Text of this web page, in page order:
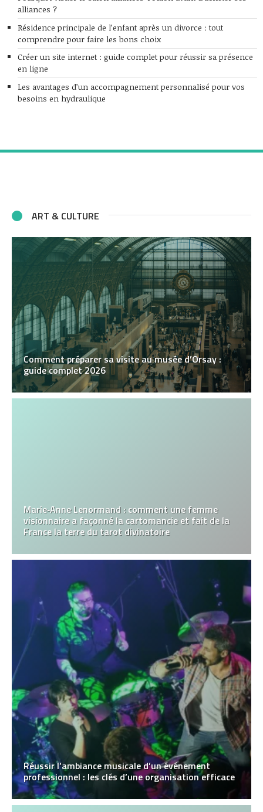
alliances ?
Résidence principale de l’enfant après un divorce : tout
comprendre pour faire les bons choix
Créer un site internet : guide complet pour réussir sa présence
en ligne
Les avantages d’un accompagnement personnalisé pour vos
besoins en hydraulique
ART & CULTURE
Comment préparer sa visite au musée d’Orsay :
guide complet 2026
Marie‑Anne Lenormand : comment une femme
visionnaire a façonné la cartomancie et fait de la
France la terre du tarot divinatoire
Réussir l’ambiance musicale d’un événement
professionnel : les clés d’une organisation efficace